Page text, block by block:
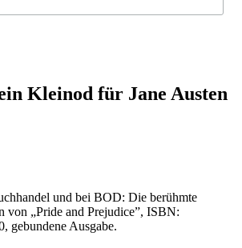
Kleinod für Jane Austen
und bei BOD: Die berühmte
von „Pride and Prejudice”, ISBN:
gebundene Ausgabe.